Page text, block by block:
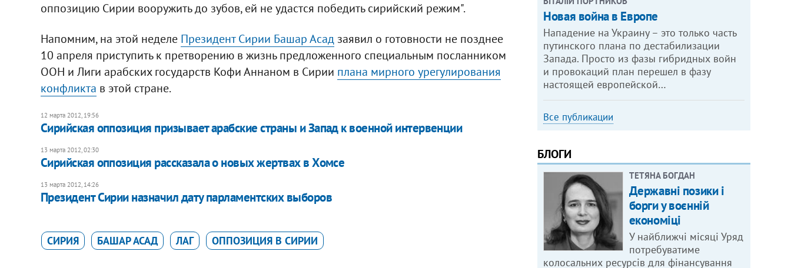
оппозицию Сирии вооружить до зубов, ей не удастся победить сирийский режим".
Напомним, на этой неделе Президент Сирии Башар Асадзаявил о готовности не позднее
10 апреля приступить к претворению в жизнь предложенного специальным посланником
ООН и Лиги арабских государств Кофи Аннаном в Сирии плана мирного урегулирования
конфликта в этой стране.
12 марта 2012, 19:56
Сирийская оппозиция призывает арабские страны и Запад к военной интервенции
13 марта 2012, 02:30
Сирийская оппозиция рассказала о новых жертвах в Хомсе
13 марта 2012, 14:26
Президент Сирии назначил дату парламентских выборов
СИРИЯ БАШАР АСАД ЛАГ ОППОЗИЦИЯ В СИРИИ
Новая война в Европе
Нападение на Украину – это только часть
путинского плана по дестабилизации
Запада. Просто из фазы гибридных войн
и провокаций план перешел в фазу
настоящей европейской…
Все публикации
БЛОГИ
ТЕТЯНА БОГДАН
Державні позики і
борги у воєнній
економіці
У найближчі місяці Уряд
потребуватиме
колосальних ресурсів для фінансування